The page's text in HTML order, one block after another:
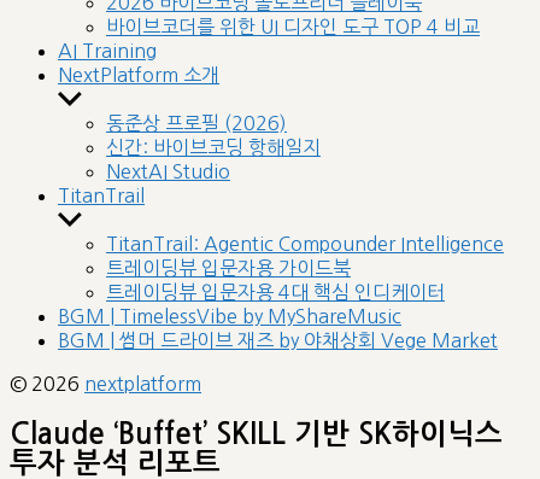
menu 바이브코더를 위한 UI 디자인 도구 TOP 4 비교
AI Training
NextPlatform 소개
Show
sub
menu
동준상 프로필 (2026)
신간: 바이브코딩 항해일지
NextAI Studio
TitanTrail
Show
sub
menu
TitanTrail: Agentic Compounder Intelligence
트레이딩뷰 입문자용 가이드북
트레이딩뷰 입문자용 4대 핵심 인디케이터
BGM | TimelessVibe by MyShareMusic
BGM | 썸머 드라이브 재즈 by 야채상회 Vege Market
© 2026 nextplatform
Claude ‘Buffet’ SKILL 기반 SK하이닉스
투자 분석 리포트